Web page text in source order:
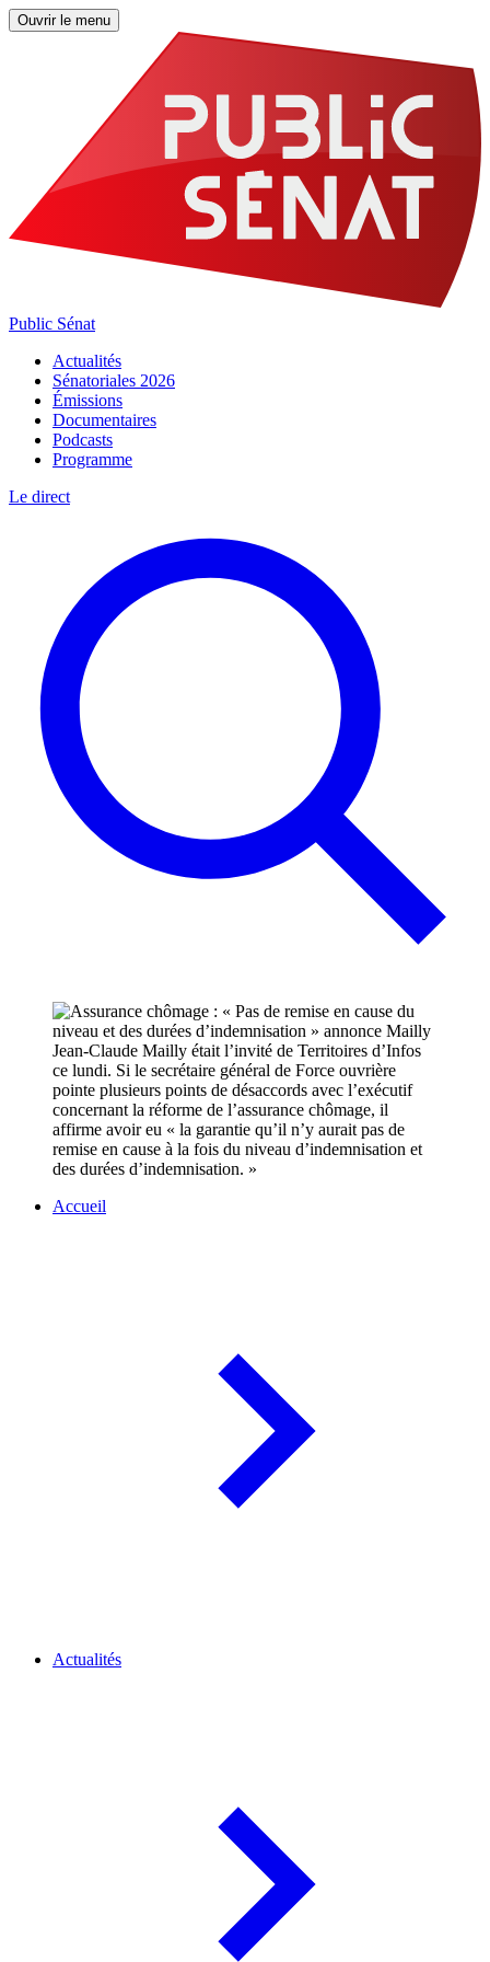
Ouvrir le menu
Public Sénat
Actualités
Sénatoriales 2026
Émissions
Documentaires
Podcasts
Programme
Le direct
Jean-Claude Mailly était l’invité de Territoires d’Infos
ce lundi. Si le secrétaire général de Force ouvrière
pointe plusieurs points de désaccords avec l’exécutif
concernant la réforme de l’assurance chômage, il
affirme avoir eu « la garantie qu’il n’y aurait pas de
remise en cause à la fois du niveau d’indemnisation et
des durées d’indemnisation. »
Accueil
Actualités